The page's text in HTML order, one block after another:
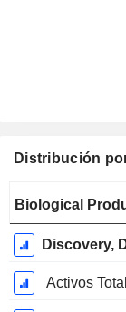
Distribución
fiscal:
Diciembre
Biological
Activos